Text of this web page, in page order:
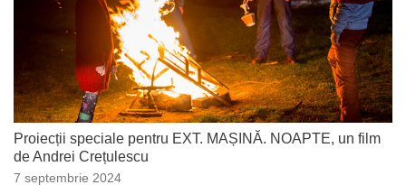
Proiecții speciale pentru EXT. MAȘINĂ. NOAPTE, un film
de Andrei Crețulescu
7 septembrie 2024